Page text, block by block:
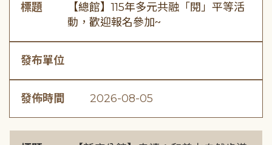
標題
【總館】115年多元共融「閱」平等活
動，歡迎報名參加~
發布單位
發佈時間 2026-08-05